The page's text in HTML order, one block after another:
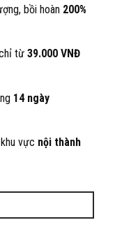
bồi hoàn 200%
từ 39.000 VNĐ
14 ngày
vực nội thành